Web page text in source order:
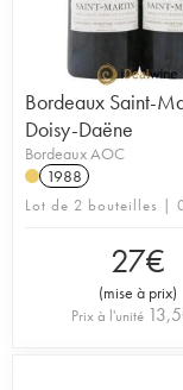
Bordeaux Saint-
Doisy-Daëne
Bordeaux AOC
1988
Lot de 2 bouteilles |
27€
(mise à prix)
Prix à l'unité